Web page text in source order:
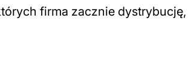
firma zacznie dystrybucję,